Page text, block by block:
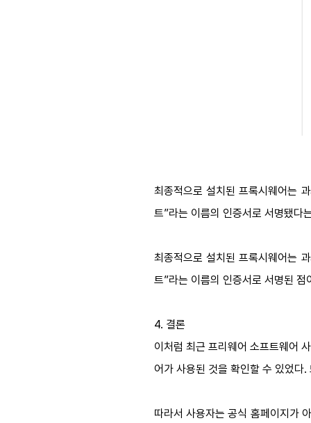
최종적으로 설치된 프록시웨어는
트”라는 이름의 인증서로 서명됐다
최종적으로 설치된 프록시웨어는
트”라는 이름의 인증서로 서명된 점
4. 결론
이처럼 최근 프리웨어 소프트웨어
어가 사용된 것을 확인할 수 있었다
따라서 사용자는 공식 홈페이지가